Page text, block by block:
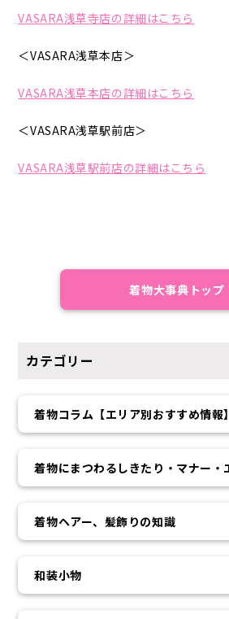
VASARA浅草寺店の詳細はこちら
＜VASARA浅草本店＞
VASARA浅草本店の詳細はこちら
＜VASARA浅草駅前店＞
VASARA浅草駅前店の詳細はこちら
着物大事典トップ
カテゴリー
着物コラム【エリア別おすすめ情報】
着物にまつわるしきたり・マナー・
着物ヘアー、髪飾りの知識
和装小物